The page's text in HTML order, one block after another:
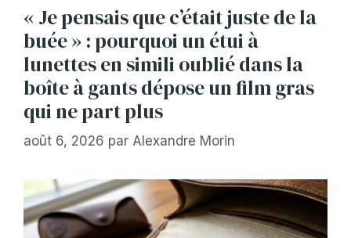
« Je pensais que c’était juste de la
buée » : pourquoi un étui à
lunettes en simili oublié dans la
boîte à gants dépose un film gras
qui ne part plus
août 6, 2026 par Alexandre Morin